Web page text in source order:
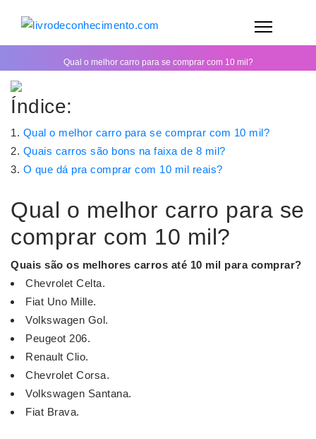
Qual o melhor carro para se comprar com 10 mil?
Índice:
Qual o melhor carro para se comprar com 10 mil?
Quais carros são bons na faixa de 8 mil?
O que dá pra comprar com 10 mil reais?
Qual o melhor carro para se
comprar com 10 mil?
Quais são os melhores carros até 10 mil para comprar?
Chevrolet Celta.
Fiat Uno Mille.
Volkswagen Gol.
Peugeot 206.
Renault Clio.
Chevrolet Corsa.
Volkswagen Santana.
Fiat Brava.